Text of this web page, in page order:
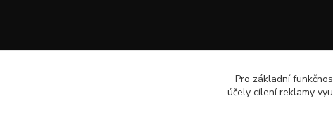
Pro základní
účely cílení reklamy